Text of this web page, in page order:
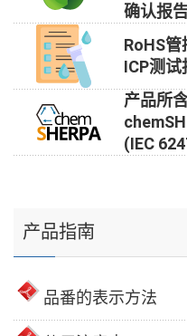
确认报
RoHS管
ICP测试
产品所
(IEC
产品指南
品番的表示方法